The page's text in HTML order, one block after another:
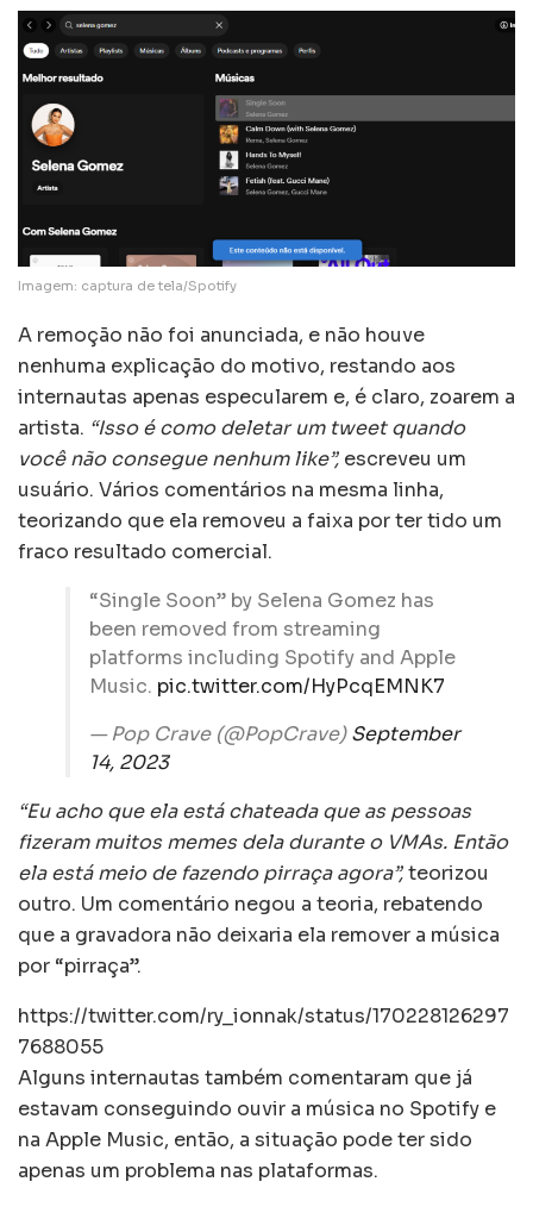
Imagem: captura de tela/Spotify
A remoção não foi anunciada, e não houve
nenhuma explicação do motivo, restando aos
internautas apenas especularem e, é claro, zoarem a
artista. “Isso é como deletar um tweet quando
você não consegue nenhum like”, escreveu um
usuário. Vários comentários na mesma linha,
teorizando que ela removeu a faixa por ter tido um
fraco resultado comercial.
“Single Soon” by Selena Gomez has
been removed from streaming
platforms including Spotify and Apple
Music. pic.twitter.com/HyPcqEMNK7
— Pop Crave (@PopCrave)September
14, 2023
“Eu acho que ela está chateada que as pessoas
fizeram muitos memes dela durante o VMAs. Então
ela está meio de fazendo pirraça agora”,teorizou
outro. Um comentário negou a teoria, rebatendo
que a gravadora não deixaria ela remover a música
por “pirraça”.
https://twitter.com/ry_ionnak/status/170228126297
7688055
Alguns internautas também comentaram que já
estavam conseguindo ouvir a música no Spotify e
na Apple Music, então, a situação pode ter sido
apenas um problema nas plataformas.